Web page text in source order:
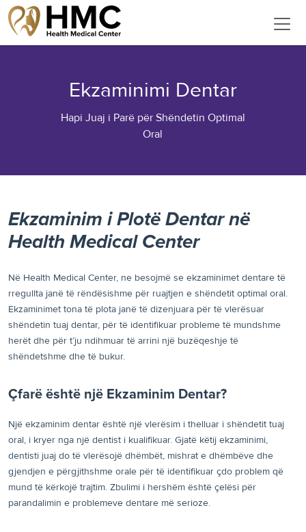
Ekzaminimi Dentar
Hapi Juaj i Parë për Shëndetin Optimal
Oral
Ekzaminim i Plotë Dentar në
Health Medical Center
Në Health Medical Center, ne besojmë se ekzaminimet dentare të
rregullta janë të rëndësishme për ruajtjen e shëndetit optimal oral.
Ekzaminimet tona të plota janë të dizenjuara për të vlerësuar
shëndetin tuaj dentar, për të identifikuar probleme të mundshme
herët dhe për t’ju ndihmuar të arrini një buzëqeshje të
shëndetshme dhe të bukur.
Çfarë është një Ekzaminim Dentar?
Një ekzaminim dentar është një vlerësim i thelluar i shëndetit tuaj
oral, i kryer nga një dentist i kualifikuar. Gjatë këtij ekzaminimi,
dentisti juaj do të vlerësojë dhëmbët, mishrat e dhëmbëve dhe
gjendjen e përgjithshme orale për të identifikuar çdo problem që
mund të kërkojë trajtim. Zbulimi i hershëm është çelësi për
parandalimin e problemeve dentare më serioze.